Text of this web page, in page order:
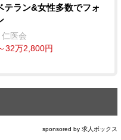
テラン&女性多数でフォ
医会
32万2,800円
sponsored by 求人ボックス